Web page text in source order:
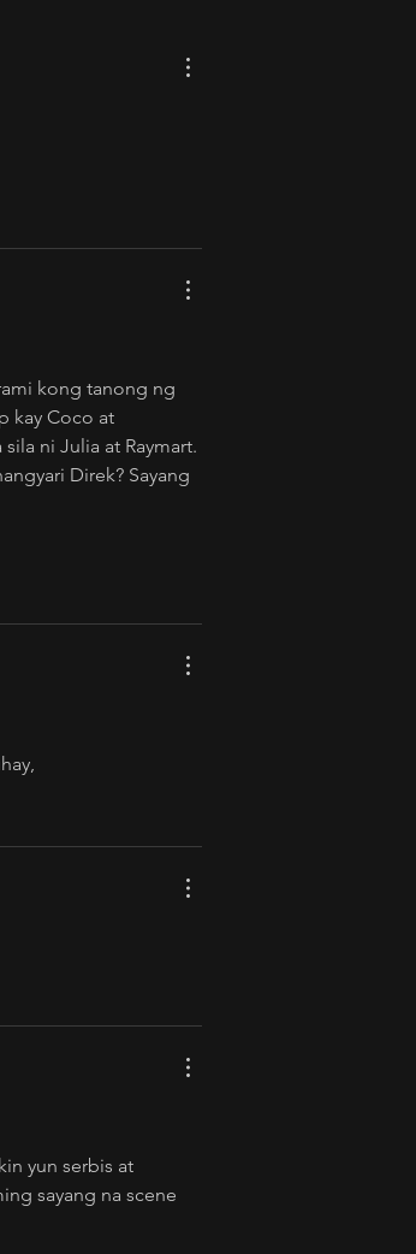
kong tanong ng
kay Coco at
ni Julia at Raymart.
Direk? Sayang
yun serbis at
sayang na scene